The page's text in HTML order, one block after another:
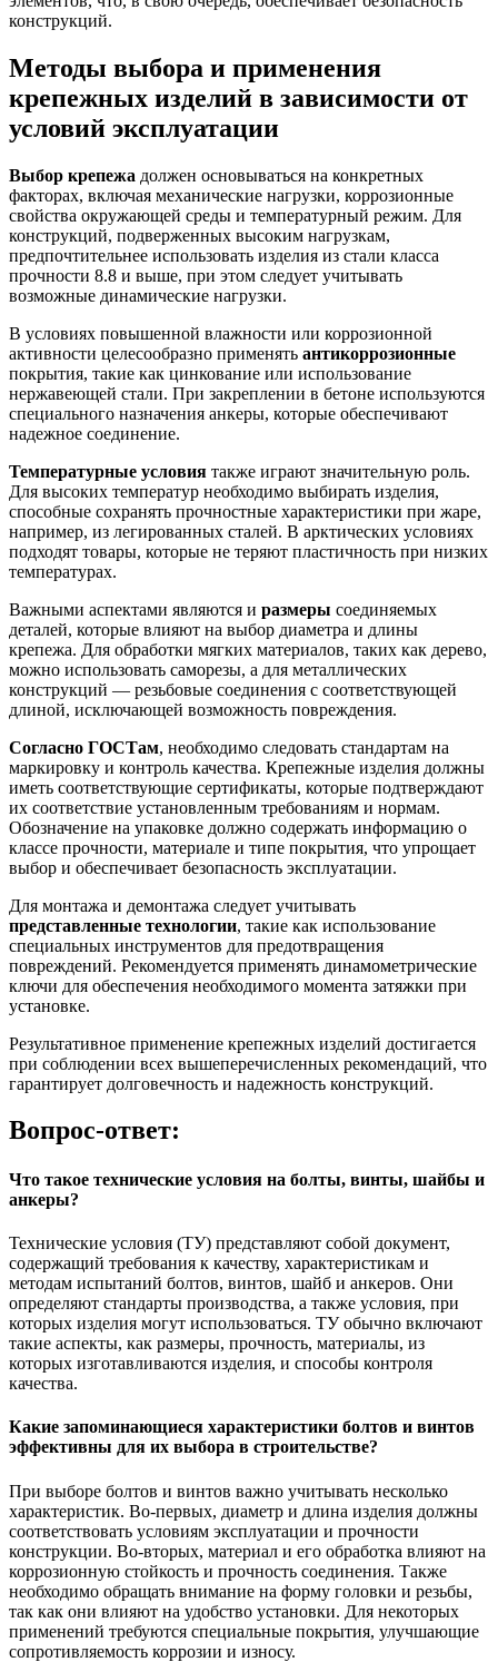
конструкций.
Методы выбора и применения
крепежных изделий в зависимости от
условий эксплуатации
Выбор крепежа должен основываться на конкретных
факторах, включая механические нагрузки, коррозионные
свойства окружающей среды и температурный режим. Для
конструкций, подверженных высоким нагрузкам,
предпочтительнее использовать изделия из стали класса
прочности 8.8 и выше, при этом следует учитывать
возможные динамические нагрузки.
В условиях повышенной влажности или коррозионной
активности целесообразно применять антикоррозионные
покрытия, такие как цинкование или использование
нержавеющей стали. При закреплении в бетоне используются
специального назначения анкеры, которые обеспечивают
надежное соединение.
Температурные условия также играют значительную роль.
Для высоких температур необходимо выбирать изделия,
способные сохранять прочностные характеристики при жаре,
например, из легированных сталей. В арктических условиях
подходят товары, которые не теряют пластичность при низких
температурах.
Важными аспектами являются и размеры соединяемых
деталей, которые влияют на выбор диаметра и длины
крепежа. Для обработки мягких материалов, таких как дерево,
можно использовать саморезы, а для металлических
конструкций — резьбовые соединения с соответствующей
длиной, исключающей возможность повреждения.
Согласно ГОСТам, необходимо следовать стандартам на
маркировку и контроль качества. Крепежные изделия должны
иметь соответствующие сертификаты, которые подтверждают
их соответствие установленным требованиям и нормам.
Обозначение на упаковке должно содержать информацию о
классе прочности, материале и типе покрытия, что упрощает
выбор и обеспечивает безопасность эксплуатации.
Для монтажа и демонтажа следует учитывать
представленные технологии, такие как использование
специальных инструментов для предотвращения
повреждений. Рекомендуется применять динамометрические
ключи для обеспечения необходимого момента затяжки при
установке.
Результативное применение крепежных изделий достигается
при соблюдении всех вышеперечисленных рекомендаций, что
гарантирует долговечность и надежность конструкций.
Вопрос-ответ:
Что такое технические условия на болты, винты, шайбы и
анкеры?
Технические условия (ТУ) представляют собой документ,
содержащий требования к качеству, характеристикам и
методам испытаний болтов, винтов, шайб и анкеров. Они
определяют стандарты производства, а также условия, при
которых изделия могут использоваться. ТУ обычно включают
такие аспекты, как размеры, прочность, материалы, из
которых изготавливаются изделия, и способы контроля
качества.
Какие запоминающиеся характеристики болтов и винтов
эффективны для их выбора в строительстве?
При выборе болтов и винтов важно учитывать несколько
характеристик. Во-первых, диаметр и длина изделия должны
соответствовать условиям эксплуатации и прочности
конструкции. Во-вторых, материал и его обработка влияют на
коррозионную стойкость и прочность соединения. Также
необходимо обращать внимание на форму головки и резьбы,
так как они влияют на удобство установки. Для некоторых
применений требуются специальные покрытия, улучшающие
сопротивляемость коррозии и износу.